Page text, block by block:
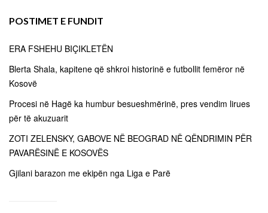
POSTIMET E FUNDIT
ERA FSHEHU BIÇIKLETËN
Blerta Shala, kapitene që shkroi historinë e futbollit femëror në
Kosovë
Procesi në Hagë ka humbur besueshmërinë, pres vendim lirues
për të akuzuarit
ZOTI ZELENSKY, GABOVE NË BEOGRAD NË QËNDRIMIN PËR
PAVARËSINË E KOSOVËS
Gjilani barazon me ekipën nga Liga e Parë